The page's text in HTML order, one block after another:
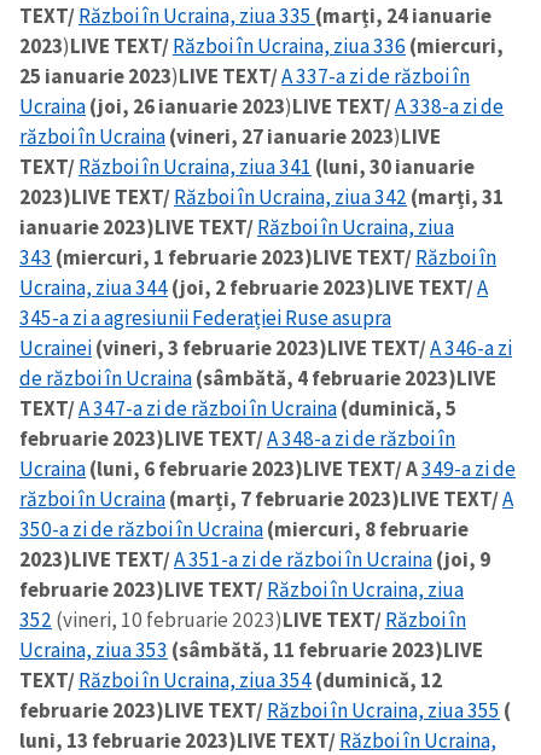
TEXT/Război în Ucraina, ziua 335 (marți, 24 ianuarie
2023)LIVE TEXT/Război în Ucraina, ziua 336 (miercuri,
25 ianuarie 2023)LIVE TEXT/A 337-a zi de război în
Ucraina(joi, 26 ianuarie 2023)LIVE TEXT/A 338-a zi de
război în Ucraina(vineri, 27 ianuarie 2023)LIVE
TEXT/Război în Ucraina, ziua 341 (luni, 30 ianuarie
2023)LIVE TEXT/Război în Ucraina, ziua 342 (marți, 31
ianuarie 2023)LIVE TEXT/Război în Ucraina, ziua
343 (miercuri, 1 februarie 2023)LIVE TEXT/Război în
Ucraina, ziua 344(joi, 2 februarie 2023)LIVE TEXT/A
345-a zi a agresiunii Federației Ruse asupra
Ucrainei(vineri, 3 februarie 2023)LIVE TEXT/A 346-a zi
de război în Ucraina(sâmbătă, 4 februarie 2023)LIVE
TEXT/A 347-a zi de război în Ucraina(duminică, 5
februarie 2023)LIVE TEXT/A 348-a zi de război în
Ucraina(luni, 6 februarie 2023)LIVE TEXT/ A349-a zi de
război în Ucraina(marți, 7 februarie 2023)LIVE TEXT/A
350-a zi de război în Ucraina(miercuri, 8 februarie
2023)LIVE TEXT/A 351-a zi de război în Ucraina(joi, 9
februarie 2023)LIVE TEXT/Război în Ucraina, ziua
352 (vineri, 10 februarie 2023)LIVE TEXT/Război în
Ucraina, ziua 353 (sâmbătă, 11 februarie 2023)LIVE
TEXT/Război în Ucraina, ziua 354(duminică, 12
februarie 2023)LIVE TEXT/Război în Ucraina, ziua 355 (
luni, 13 februarie 2023)LIVE TEXT/Război în Ucraina,